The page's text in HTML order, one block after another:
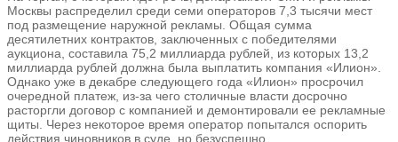
Москвы распределил среди семи операторов 7,3 тысячи мест
под размещение наружной рекламы. Общая сумма
десятилетних контрактов, заключенных с победителями
аукциона, составила 75,2 миллиарда рублей, из которых 13,2
миллиарда рублей должна была выплатить компания «Илион».
Однако уже в декабре следующего года «Илион» просрочил
очередной платеж, из-за чего столичные власти досрочно
расторгли договор с компанией и демонтировали ее рекламные
щиты. Через некоторое время оператор попытался оспорить
действия чиновников в суде, но безуспешно.